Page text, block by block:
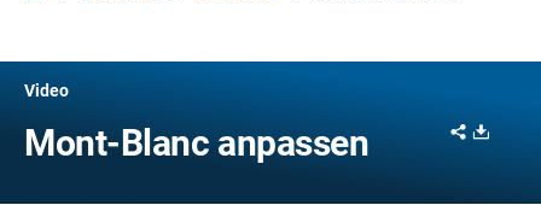
Video
Mont-Blanc anpassen Share